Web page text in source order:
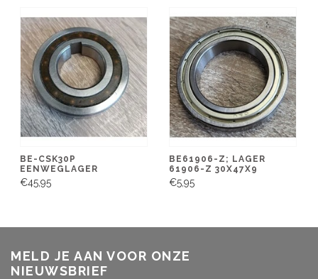
BE-CSK30P
EENWEGLAGER
€45,95
BE61906-Z; LAGER
61906-Z 30X47X9
€5,95
MELD JE AAN VOOR ONZE
NIEUWSBRIEF